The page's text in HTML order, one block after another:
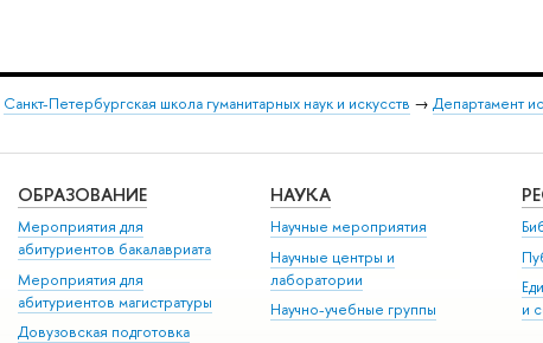
Санкт-Петербургская школа гуманитарных наук и искусств → Департамент
ОБРАЗОВАНИЕ
Мероприятия для
абитуриентов бакалавриата
Мероприятия для
абитуриентов магистратуры
Довузовская подготовка
НАУКА
Научные мероприятия
Научные центры и
лаборатории
Научно-учебные группы
и